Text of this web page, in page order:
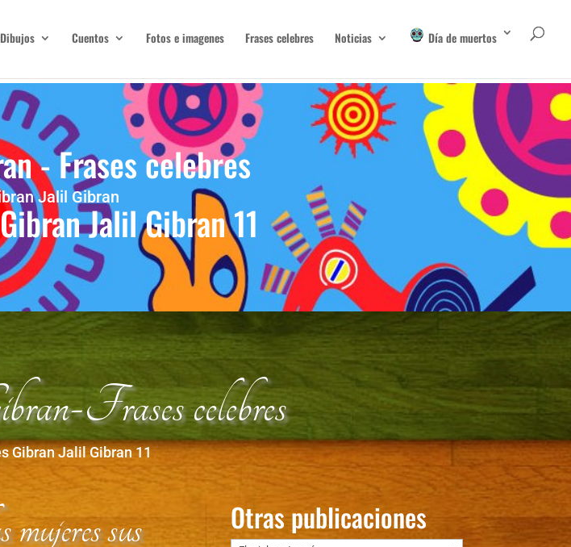
Dibujos Cuentos Fotos e imagenes Frases celebres Noticias Día de muertos
- Frases celebres
Jalil Gibran
Jalil Gibran 11
Frases celebres
Gibran Jalil Gibran 11
sus
Otras publicaciones